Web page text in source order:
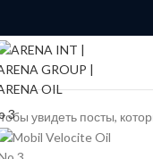
увидеть посты,